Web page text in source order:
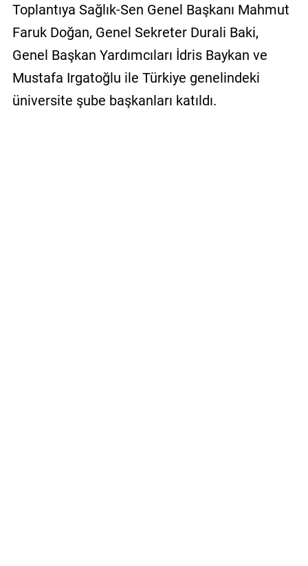
Toplantıya Sağlık-Sen Genel Başkanı Mahmut
Faruk Doğan, Genel Sekreter Durali Baki,
Genel Başkan Yardımcıları İdris Baykan ve
Mustafa Irgatoğlu ile Türkiye genelindeki
üniversite şube başkanları katıldı.